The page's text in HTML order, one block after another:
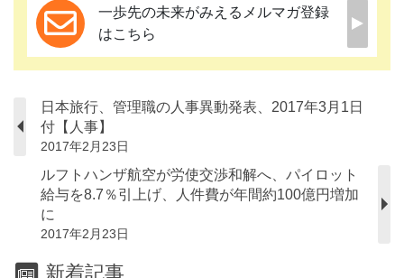
一歩先の未来がみえるメルマガ登録
はこちら
日本旅行、管理職の人事異動発表、2017年3月1日
付【人事】
2017年2月23日
ルフトハンザ航空が労使交渉和解へ、パイロット
給与を8.7％引上げ、人件費が年間約100億円増加
に
2017年2月23日
新着記事